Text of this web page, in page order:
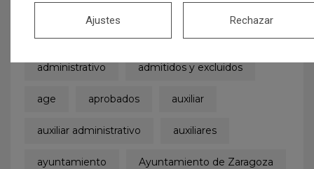
Etiquetas
administrativo admitidos y excluidos
age aprobados auxiliar
auxiliar administrativo auxiliares
ayuntamiento Ayuntamiento de Zaragoza
Rechazar
Ajustes